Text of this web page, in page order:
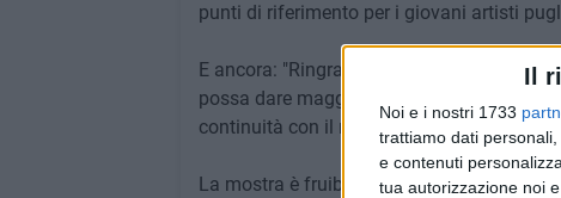
Il
Noi e i nostri 1733
trattiamo dati
e contenuti
tua autorizzazione noi
punti di riferimento per i giovani artisti
E ancora: "Ringrazio inoltre il Comune di
possa dare maggiore visibilità all'arte
continuità con il nostro patrimonio
La mostra è fruibile ai visitatorifino al 17